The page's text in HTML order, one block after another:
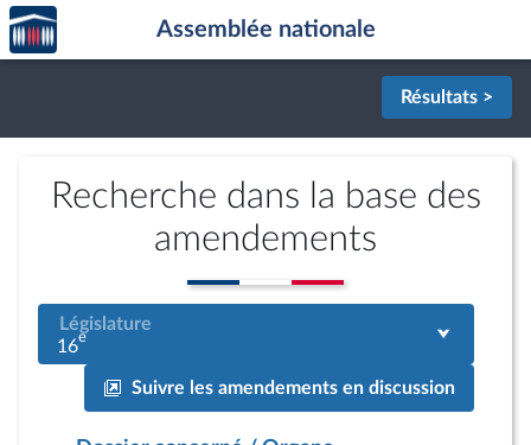
Aller au contenu
Aller en bas de la page
Accèder
à la
page
Assemblée nationale
Résultats >
Recherche dans la base des
amendements
Législature
16e
Suivre les amendements en discussion